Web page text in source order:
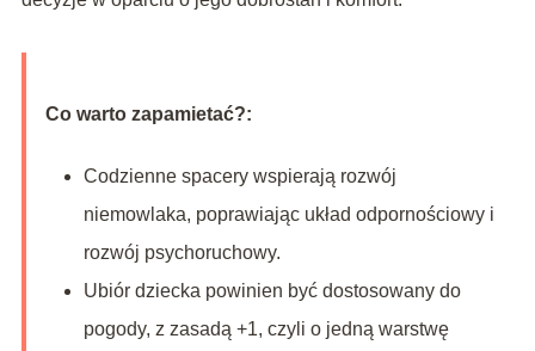
Co warto zapamietać?:
Codzienne spacery wspierają rozwój
niemowlaka, poprawiając układ odpornościowy i
rozwój psychoruchowy.
Ubiór dziecka powinien być dostosowany do
pogody, z zasadą +1, czyli o jedną warstwę